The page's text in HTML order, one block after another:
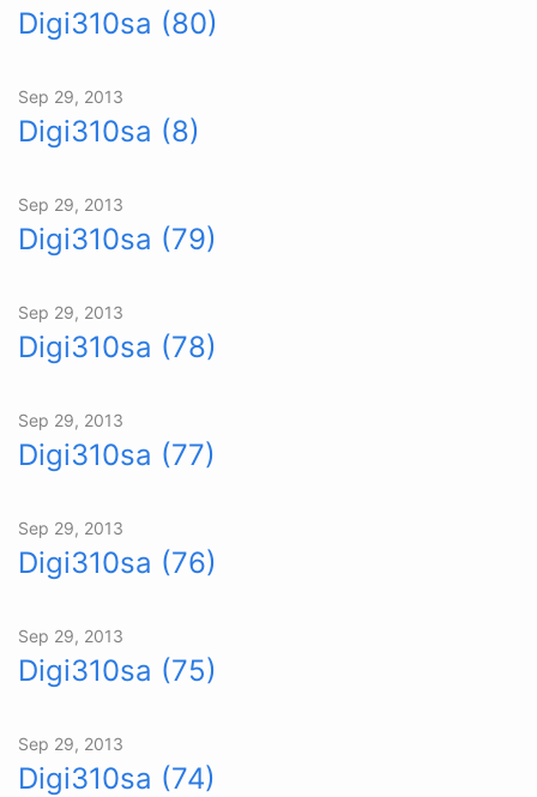
Digi310sa (80)
Sep 29, 2013
Digi310sa (8)
Sep 29, 2013
Digi310sa (79)
Sep 29, 2013
Digi310sa (78)
Sep 29, 2013
Digi310sa (77)
Sep 29, 2013
Digi310sa (76)
Sep 29, 2013
Digi310sa (75)
Sep 29, 2013
Digi310sa (74)